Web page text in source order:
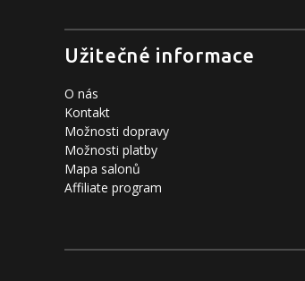
Užitečné informace
O nás
Kontakt
Možnosti dopravy
Možnosti platby
Mapa salonů
Affiliate program